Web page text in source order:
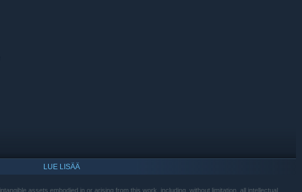
LUE LISÄÄ
assets embodied in or arising from this work, including, without limitation, all intellectual